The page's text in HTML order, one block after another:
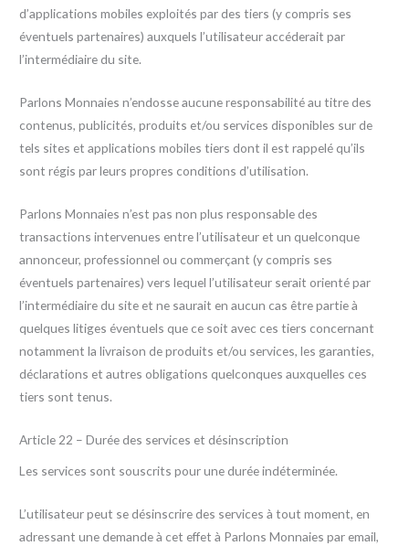
d’applications mobiles exploités par des tiers (y compris ses
éventuels partenaires) auxquels l’utilisateur accéderait par
l’intermédiaire du site.
Parlons Monnaies n’endosse aucune responsabilité au titre des
contenus, publicités, produits et/ou services disponibles sur de
tels sites et applications mobiles tiers dont il est rappelé qu’ils
sont régis par leurs propres conditions d’utilisation.
Parlons Monnaies n’est pas non plus responsable des
transactions intervenues entre l’utilisateur et un quelconque
annonceur, professionnel ou commerçant (y compris ses
éventuels partenaires) vers lequel l’utilisateur serait orienté par
l’intermédiaire du site et ne saurait en aucun cas être partie à
quelques litiges éventuels que ce soit avec ces tiers concernant
notamment la livraison de produits et/ou services, les garanties,
déclarations et autres obligations quelconques auxquelles ces
tiers sont tenus.
Article 22 – Durée des services et désinscription
Les services sont souscrits pour une durée indéterminée.
L’utilisateur peut se désinscrire des services à tout moment, en
adressant une demande à cet effet à Parlons Monnaies par email,